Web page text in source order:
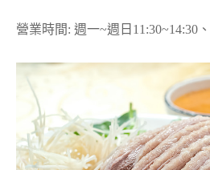
營業時間: 週一~週日11:30~14:30